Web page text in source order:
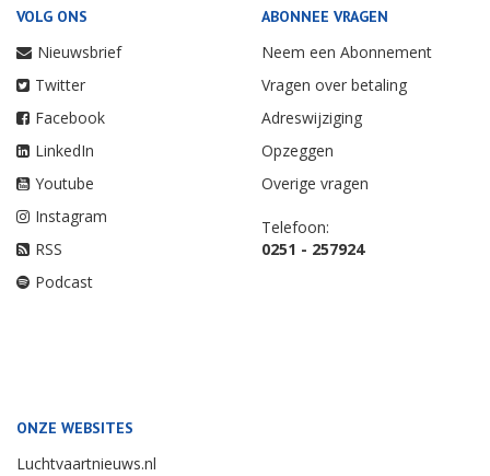
VOLG ONS
Nieuwsbrief
Twitter
Facebook
LinkedIn
Youtube
Instagram
RSS
Podcast
ABONNEE VRAGEN
Neem een Abonnement
Vragen over betaling
Adreswijziging
Opzeggen
Overige vragen
Telefoon:
0251 - 257924
ONZE WEBSITES
Luchtvaartnieuws.nl